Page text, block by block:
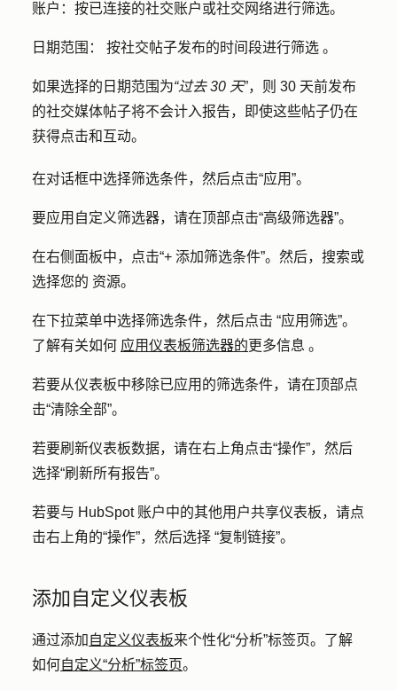
账户： 按已连接的社交账户或社交网络进行筛选。
日期范围： 按社交帖子发布的时间段进行筛选 。
如果选择的日期范围为“过去 30 天”，则 30 天前发布
的社交媒体帖子将不会计入报告，即使这些帖子仍在
获得点击和互动。
在对话框中选择筛选条件，然后点击“应用”。
要应用自定义筛选器，请在顶部点击“高级筛选器”。
在右侧面板中，点击“+ 添加筛选条件”。然后， 搜索或
选择您的 资源。
在下拉菜单中选择筛选条件，然后点击 “应用筛选”。
了解有关如何 应用仪表板筛选器的更多信息 。
若要从仪表板中移除已应用的筛选条件，请在顶部点
击“清除全部”。
若要刷新仪表板数据， 请在右上角点击“操作”，然后
选择“刷新所有报告”。
若要与 HubSpot 账户中的其他用户共享仪表板，请点
击右上角的“操作”，然后选择 “复制链接”。
添加自定义仪表板
通过添加 自定义仪表板来个性化“分析”标签页。了解
如何自定义“分析”标签页。